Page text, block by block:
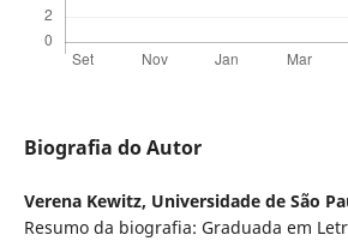
Biografia do Autor
Verena Kewitz, Universidade de São
Resumo da biografia: Graduada em